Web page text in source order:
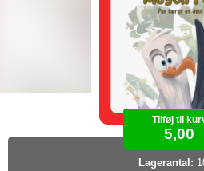
Tilføj til
5,00
Lagerantal: